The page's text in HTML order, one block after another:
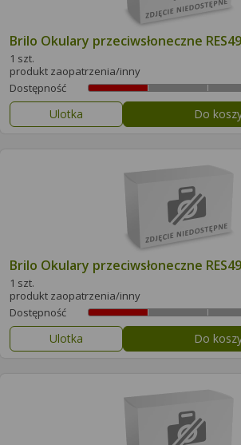
Brilo Okulary przeciwsłoneczne
1 szt.
produkt zaopatrzenia/inny
Dostępność
Ulotka Do
Brilo Okulary przeciwsłoneczne
1 szt.
produkt zaopatrzenia/inny
Dostępność
Ulotka Do